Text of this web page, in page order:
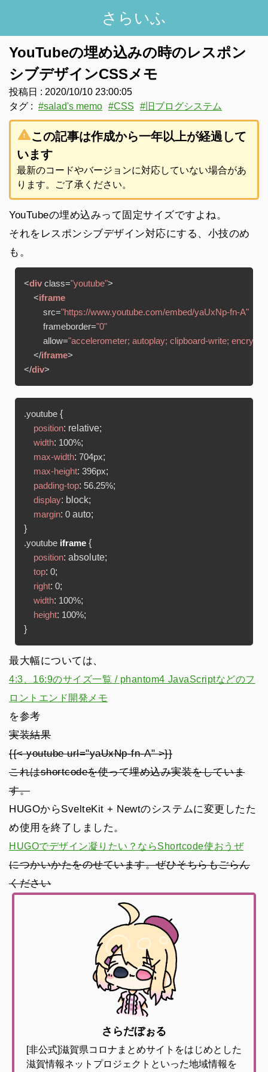
さらいふ
YouTubeの埋め込みの時のレスポン
シブデザインCSSメモ
投稿日 : 2020/10/10 23:00:05
タグ : #salad's memo #CSS # 旧ブログシステム
warningこの記事は作成から一年以上が経過して
います
最新のコードやバージョンに対応していない場合があ
ります。ご了承ください。
YouTubeの埋め込みって固定サイズですよね。
それをレスポンシブデザイン対応にする、小技のめ
も。
<div class="youtube">
<iframe
src="https://www.youtube.com/embed/yaUxNp-fn-A"
frameborder="0"
allow="accelerometer; autoplay; clipboard-write;
</iframe>
</div>
.youtube {
position: relative;
width: 100%;
max-width: 704px;
max-height: 396px;
padding-top: 56.25%;
display: block;
margin: 0 auto;
.youtube iframe {
position: absolute;
top: 0;
right: 0;
width: 100%;
height: 100%;
最大幅については、
4:3、16:9のサイズ一覧 / phantom4 JavaScriptなどのフ
ロントエンド開発メモ
を参考
実装結果
{{< youtube url="yaUxNp-fn-A" >}}
これはshortcodeを使って埋め込み実装をしていま
す。
HUGOからSvelteKit + Newtのシステムに変更したた
め使用を終了しました。
HUGOでデザイン凝りたい？ならShortcode使おうぜ
につかいかたをのせています。ぜひそちらもごらん
ください
さらだぼぉる
[非公式]滋賀県コロナまとめサイトをはじめとした
滋賀情報ネットプロジェクトといった地域情報を